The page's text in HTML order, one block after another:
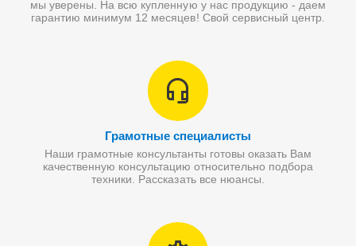
мы уверены. На всю купленную у нас продукцию - даем
гарантию минимум 12 месяцев! Свой сервисный центр.
Грамотные специалисты
Наши грамотные консультанты готовы оказать Вам
качественную консультацию относительно подбора
техники. Рассказать все нюансы.